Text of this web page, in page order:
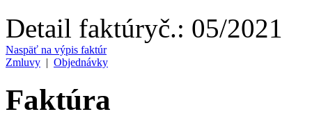
Detail faktúryč.: 05/2021
Naspäť na výpis faktúr
Zmluvy | Objednávky
Faktúra